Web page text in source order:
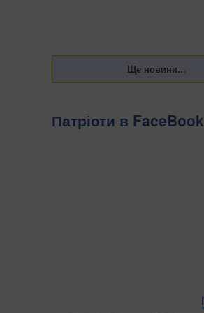
Патріоти в FaceBook